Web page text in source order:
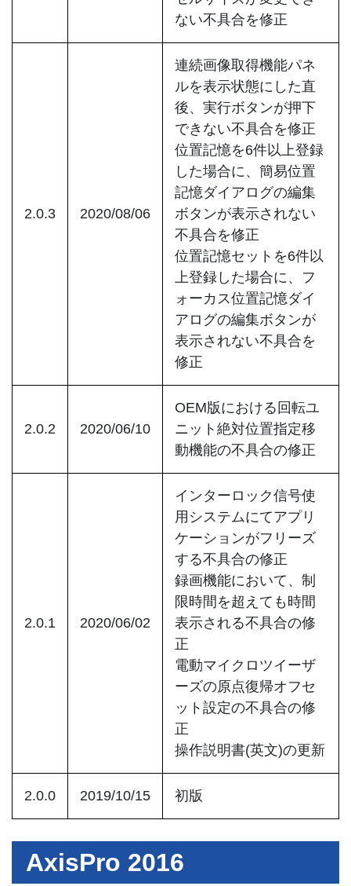
ない不具合を修正
2.0.3 2020/08/06
連続画像取得機能パネ
ルを表示状態にした直
後、実行ボタンが押下
できない不具合を修正
位置記憶を6件以上登録
した場合に、簡易位置
記憶ダイアログの編集
ボタンが表示されない
不具合を修正
位置記憶セットを6件以
上登録した場合に、フ
ォーカス位置記憶ダイ
アログの編集ボタンが
表示されない不具合を
修正
2.0.2 2020/06/10
OEM版における回転ユ
ニット絶対位置指定移
動機能の不具合の修正
2.0.1 2020/06/02
インターロック信号使
用システムにてアプリ
ケーションがフリーズ
する不具合の修正
録画機能において、制
限時間を超えても時間
表示される不具合の修
正
電動マイクロツイーザ
ーズの原点復帰オフセ
ット設定の不具合の修
正
操作説明書(英文)の更新
2.0.0 2019/10/15 初版
AxisPro 2016